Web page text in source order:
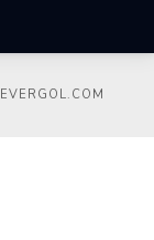
EVERGOL.COM